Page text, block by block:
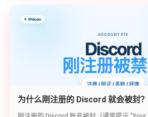
为什么刚注册的 Discord 就会被封
2026 最新封号雷区与解封实操